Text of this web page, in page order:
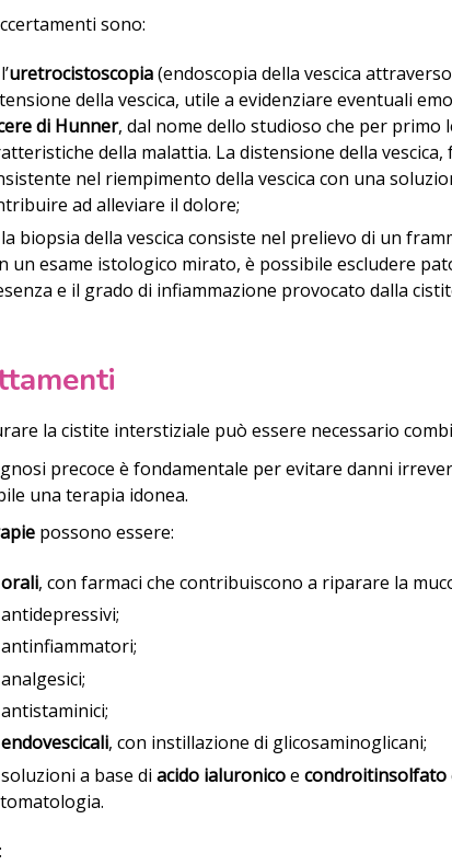
sono:
l’uretrocistoscopia(endoscopia della vescica
della vescica, utile a evidenziare eventuali
di Hunner, dal nome dello studioso che per primo
della malattia. La distensione della
nel riempimento della vescica con una
ad alleviare il dolore;
la biopsia della vescica consiste nel prelievo di un
un esame istologico mirato, è possibile escludere
e il grado di infiammazione provocato dalla
la cistite interstiziale può essere necessario
precoce è fondamentale per evitare danni
una terapia idonea.
possono essere:
orali, con farmaci che contribuiscono a riparare la
antidepressivi;
antinfiammatori;
analgesici;
antistaminici;
endovescicali, con instillazione di glicosaminoglicani;
soluzioni a base di acido ialuronicoe condroitinsolfato